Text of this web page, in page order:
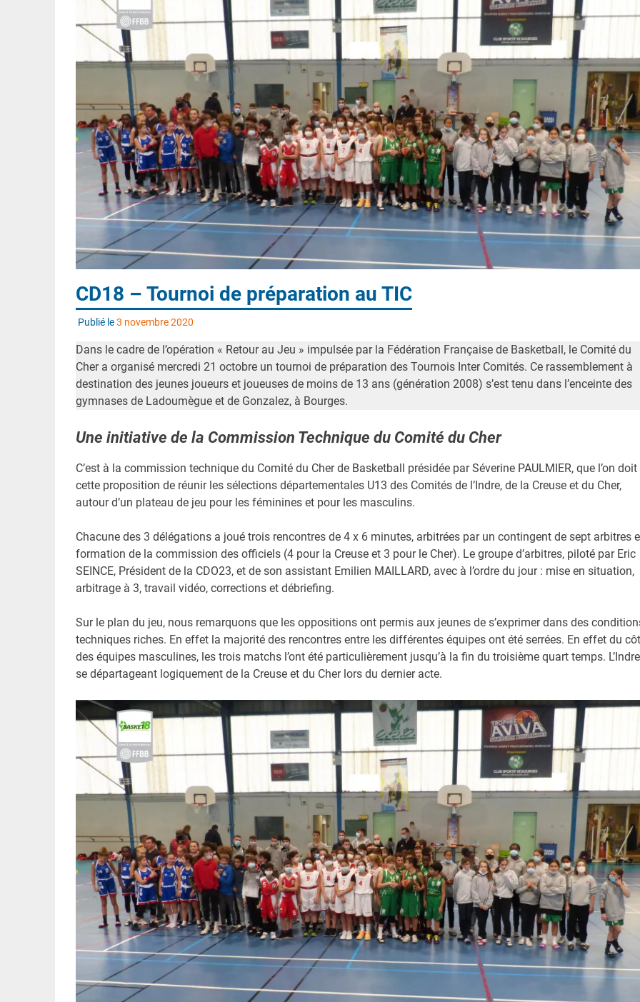
CD18 – Tournoi de préparation au TIC
Publié le3 novembre 2020
Dans le cadre de l’opération « Retour au Jeu » impulsée par la Fédération Française de Basketball, le Comité du
Cher a organisé mercredi 21 octobre un tournoi de préparation des Tournois Inter Comités. Ce rassemblement à
destination des jeunes joueurs et joueuses de moins de 13 ans (génération 2008) s’est tenu dans l’enceinte des
gymnases de Ladoumègue et de Gonzalez, à Bourges.
Une initiative de la Commission Technique du Comité du Cher
C’est à la commission technique du Comité du Cher de Basketball présidée par Séverine PAULMIER, que l’on doit
cette proposition de réunir les sélections départementales U13 des Comités de l’Indre, de la Creuse et du Cher,
autour d’un plateau de jeu pour les féminines et pour les masculins.
Chacune des 3 délégations a joué trois rencontres de 4 x 6 minutes, arbitrées par un contingent de sept arbitres
formation de la commission des officiels (4 pour la Creuse et 3 pour le Cher). Le groupe d’arbitres, piloté par Eric
SEINCE, Président de la CDO23, et de son assistant Emilien MAILLARD, avec à l’ordre du jour : mise en situation,
arbitrage à 3, travail vidéo, corrections et débriefing.
Sur le plan du jeu, nous remarquons que les oppositions ont permis aux jeunes de s’exprimer dans des
techniques riches. En effet la majorité des rencontres entre les différentes équipes ont été serrées. En effet du
des équipes masculines, les trois matchs l’ont été particulièrement jusqu’à la fin du troisième quart temps. L’Indre
se départageant logiquement de la Creuse et du Cher lors du dernier acte.